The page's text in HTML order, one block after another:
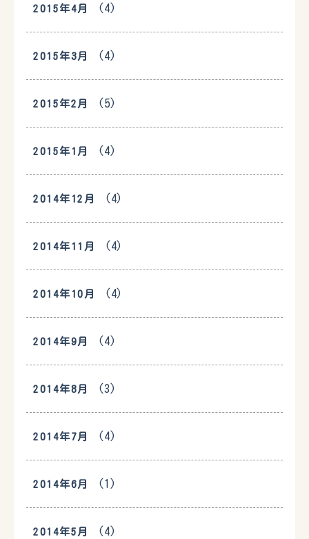
2015年4月 (4)
2015年3月 (4)
2015年2月 (5)
2015年1月 (4)
2014年12月 (4)
2014年11月 (4)
2014年10月 (4)
2014年9月 (4)
2014年8月 (3)
2014年7月 (4)
2014年6月 (1)
2014年5月 (4)